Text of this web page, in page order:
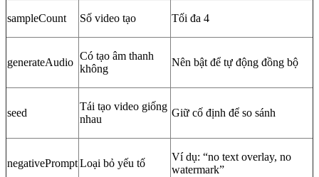
sampleCount Số video tạo Tối đa 4
generateAudio
Có tạo âm thanh
không
Nên bật để tự động đồng bộ
seed
Tái tạo video giống
nhau
Giữ cố định để so sánh
negativePromptLoại bỏ yếu tố
Ví dụ: “no text overlay, no
watermark”